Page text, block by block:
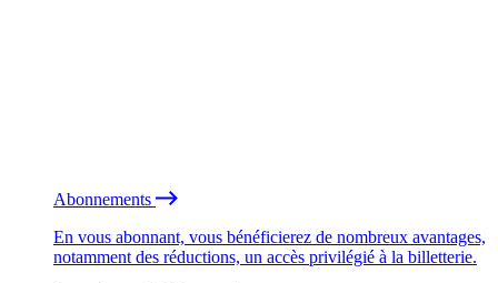
Abonnements
En vous abonnant, vous bénéficierez de nombreux avantages,
notamment des réductions, un accès privilégié à la billetterie.